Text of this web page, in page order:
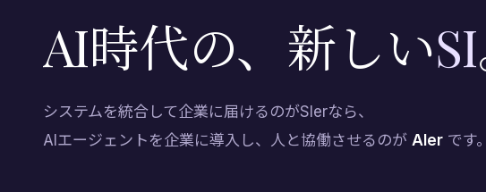
AI時代の、新しいSI
システムを統合して企業に届けるのがSIerなら、
AIエージェントを企業に導入し、人と協働させるのが AIer です。